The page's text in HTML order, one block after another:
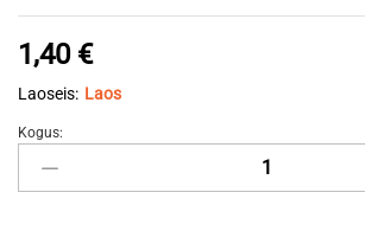
1,40 €
Laoseis: Laos
Tsentrifuugi
kaane
Kogus: